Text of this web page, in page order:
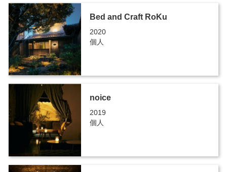
Bed and Craft RoKu
2020
個人
noice
2019
個人